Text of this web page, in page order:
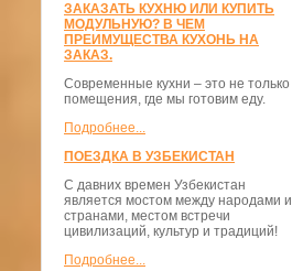
ЗАКАЗАТЬ КУХНЮ ИЛИ КУПИТЬ
МОДУЛЬНУЮ? В ЧЕМ
ПРЕИМУЩЕСТВА КУХОНЬ НА
ЗАКАЗ.
Современные кухни – это не только
помещения, где мы готовим еду.
Подробнее...
ПОЕЗДКА В УЗБЕКИСТАН
С давних времен Узбекистан
является мостом между народами и
странами, местом встречи
цивилизаций, культур и традиций!
Подробнее...